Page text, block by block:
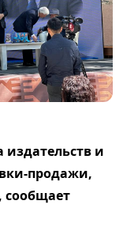
и
продажи,
сообщает